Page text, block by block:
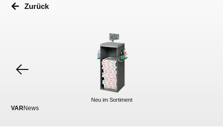
Zurück
Neu im Sortiment
VARNews